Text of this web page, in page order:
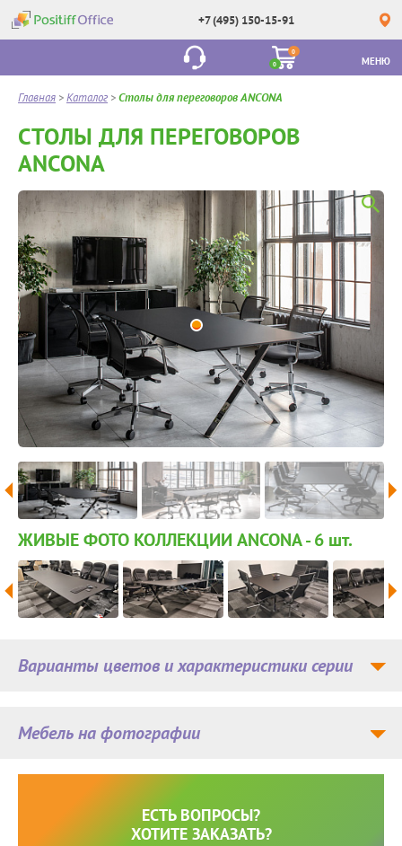
+7 (495) 150-15-91
0
0
МЕНЮ
Главная >Каталог >Столы для переговоров ANCONA
СТОЛЫ ДЛЯ ПЕРЕГОВОРОВ
ANCONA
ЖИВЫЕ ФОТО КОЛЛЕКЦИИ ANCONA - 6 шт.
Мебель на фотографии
Варианты цветов и характеристики серии
ЕСТЬ ВОПРОСЫ?
ХОТИТЕ ЗАКАЗАТЬ?